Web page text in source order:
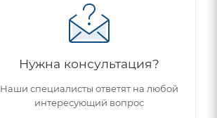
Нужна консультация?
Наши специалисты ответят на любой
интересующий вопрос